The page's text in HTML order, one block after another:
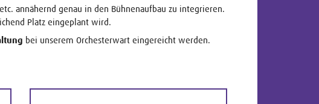
annähernd genau in den Bühnenaufbau zu integrieren.
Platz eingeplant wird.
bei unserem Orchesterwart eingereicht werden.